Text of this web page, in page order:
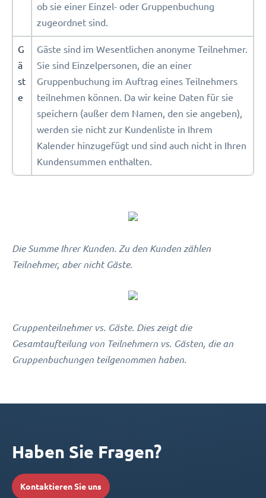
ob sie einer Einzel- oder Gruppenbuchung
zugeordnet sind.
G
ä
st
e
Gäste sind im Wesentlichen anonyme Teilnehmer.
Sie sind Einzelpersonen, die an einer
Gruppenbuchung im Auftrag eines Teilnehmers
teilnehmen können. Da wir keine Daten für sie
speichern (außer dem Namen, den sie angeben),
werden sie nicht zur Kundenliste in Ihrem
Kalender hinzugefügt und sind auch nicht in Ihren
Kundensummen enthalten.
Die Summe Ihrer Kunden. Zu den Kunden zählen
Teilnehmer, aber nicht Gäste.
Gruppenteilnehmer vs. Gäste. Dies zeigt die
Gesamtaufteilung von Teilnehmern vs. Gästen, die an
Gruppenbuchungen teilgenommen haben.
Haben Sie Fragen?
Kontaktieren Sie uns